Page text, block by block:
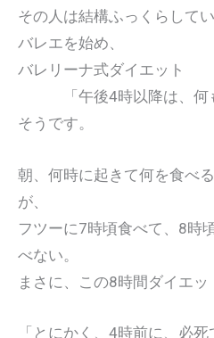
その人は結構ふっくらして
バレエを始め、
バレリーナ式ダイエット
「午後4時以降は、何も
そうです。
朝、何時に起きて何を食べ
が、
フツーに7時頃食べて、8時
べない。
まさに、この8時間ダイエッ
「とにかく、4時前に、必